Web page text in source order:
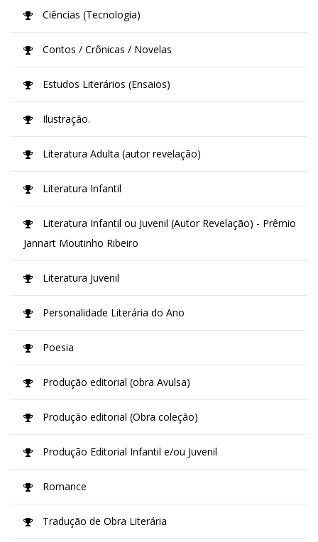
Ciências (Tecnologia)
Contos / Crônicas / Novelas
Estudos Literários (Ensaios)
Ilustração.
Literatura Adulta (autor revelação)
Literatura Infantil
Literatura Infantil ou Juvenil (Autor Revelação) - Prêmio
Jannart Moutinho Ribeiro
Literatura Juvenil
Personalidade Literária do Ano
Poesia
Produção editorial (obra Avulsa)
Produção editorial (Obra coleção)
Produção Editorial Infantil e/ou Juvenil
Romance
Tradução de Obra Literária